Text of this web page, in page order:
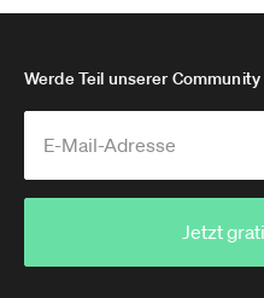
Werde Teil unserer
Jetzt